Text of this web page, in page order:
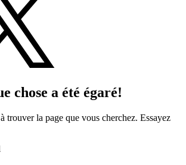
chose a été égaré!
trouver la page que vous cherchez. Essayez